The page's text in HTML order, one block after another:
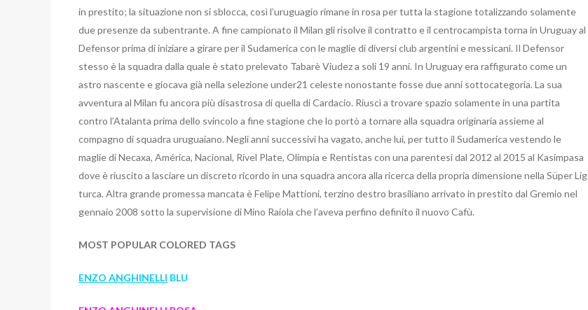
in prestito; la situazione non si sblocca, così l’uruguagio rimane in rosa per tutta la stagione totalizzando solamente
due presenze da subentrante. A fine campionato il Milan gli risolve il contratto e il centrocampista torna in Uruguay al
Defensor prima di iniziare a girare per il Sudamerica con le maglie di diversi club argentini e messicani. Il Defensor
stesso è la squadra dalla quale è stato prelevato Tabarè Viudez a soli 19 anni. In Uruguay era raffigurato come un
astro nascente e giocava già nella selezione under21 celeste nonostante fosse due anni sottocategoria. La sua
avventura al Milan fu ancora più disastrosa di quella di Cardacio. Riuscì a trovare spazio solamente in una partita
contro l’Atalanta prima dello svincolo a fine stagione che lo portò a tornare alla squadra originaria assieme al
compagno di squadra uruguaiano. Negli anni successivi ha vagato, anche lui, per tutto il Sudamerica vestendo le
maglie di Necaxa, América, Nacional, Rivel Plate, Olimpia e Rentistas con una parentesi dal 2012 al 2015 al Kasimpasa
dove è riuscito a lasciare un discreto ricordo in una squadra ancora alla ricerca della propria dimensione nella Süper Lig
turca. Altra grande promessa mancata è Felipe Mattioni, terzino destro brasiliano arrivato in prestito dal Gremio nel
gennaio 2008 sotto la supervisione di Mino Raiola che l’aveva perfino definito il nuovo Cafù.
MOST POPULAR COLORED TAGS
ENZO ANGHINELLI BLU